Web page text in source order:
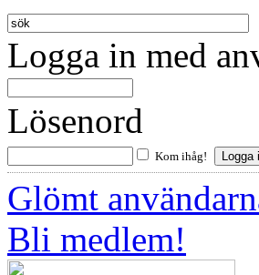
Logga in med
Lösenord
Kom ihåg!
Glömt
Bli medlem!